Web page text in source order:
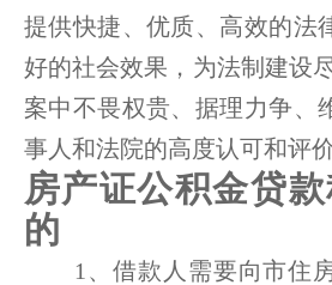
提供快捷、优质、高效的法
好的社会效果，为法制建设
案中不畏权贵、据理力争、
事人和法院的高度认可和评价
房产证公积金贷
的
1、借款人需要向市住房